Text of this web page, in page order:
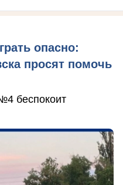
опасно:
просят помочь
беспокоит